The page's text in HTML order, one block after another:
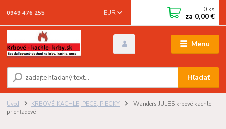
Menu
EUR
Hľadať
0949 476 255 0 ks
za 0,00 €
Úvod KRBOVÉ KACHLE, PECE, PIECKY
Wanders JULES krbové kachle
priehľadové